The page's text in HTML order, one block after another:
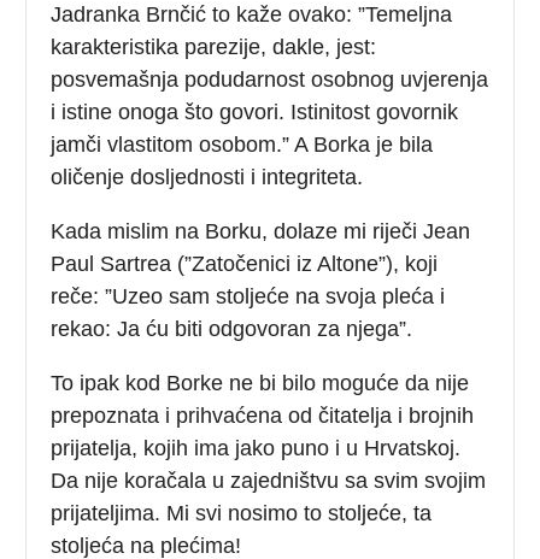
Jadranka Brnčić to kaže ovako: ”Temeljna
karakteristika parezije, dakle, jest:
posvemašnja podudarnost osobnog uvjerenja
i istine onoga što govori. Istinitost govornik
jamči vlastitom osobom.” A Borka je bila
oličenje dosljednosti i integriteta.
Kada mislim na Borku, dolaze mi riječi Jean
Paul Sartrea (”Zatočenici iz Altone”), koji
reče: ”Uzeo sam stoljeće na svoja pleća i
rekao: Ja ću biti odgovoran za njega”.
To ipak kod Borke ne bi bilo moguće da nije
prepoznata i prihvaćena od čitatelja i brojnih
prijatelja, kojih ima jako puno i u Hrvatskoj.
Da nije koračala u zajedništvu sa svim svojim
prijateljima. Mi svi nosimo to stoljeće, ta
stoljeća na plećima!